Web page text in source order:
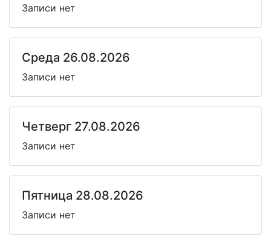
Записи нет
Среда 26.08.2026
Записи нет
Четверг 27.08.2026
Записи нет
Пятница 28.08.2026
Записи нет